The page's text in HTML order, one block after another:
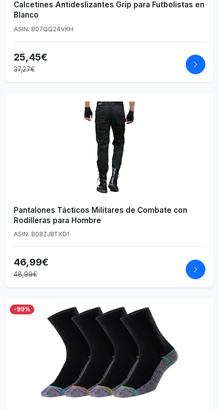
Calcetines Antideslizantes Grip para Futbolistas en
Blanco
ASIN: B07QQ24VKH
25,45€
37,27€
Pantalones Tácticos Militares de Combate con
Rodilleras para Hombre
ASIN: B08ZJBTXD1
46,99€
48,99€
-99%